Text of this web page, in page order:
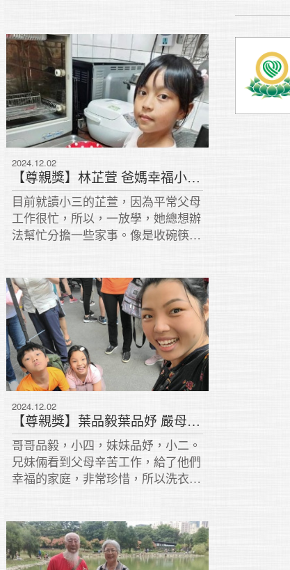
變好。那怎麼讓父親開心？她也處心
積慮。另一半張連榮，是她孝親最佳
拍檔，老父愈老愈開心了。
2024.12.02
【尊親獎】林芷萱 爸媽幸福小幫手
目前就讀小三的芷萱，因為平常父母
工作很忙，所以，一放學，她總想辦
法幫忙分擔一些家事。像是收碗筷、
等。
2024.12.02
【尊親獎】葉品毅葉品妤 嚴母開顏
哥哥品毅，小四，妹妹品妤，小二。
兄妹倆看到父母辛苦工作，給了他們
幸福的家庭，非常珍惜，所以洗衣、
彼此兄友弟恭，相親相愛。